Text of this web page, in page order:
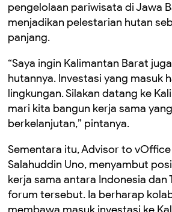
pengelolaan pariwisata di Jawa
menjadikan pelestarian hutan
panjang.
“Saya ingin Kalimantan Barat
hutannya. Investasi yang masuk
lingkungan. Silakan datang ke
mari kita bangun kerja sama
berkelanjutan,” pintanya.
Sementara itu, Advisor to
Salahuddin Uno, menyambut
kerja sama antara Indonesia dan
forum tersebut. Ia berharap